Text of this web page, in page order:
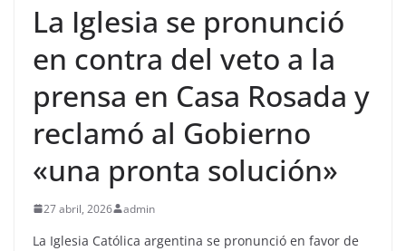
La Iglesia se pronunció
en contra del veto a la
prensa en Casa Rosada y
reclamó al Gobierno
«una pronta solución»
27 abril, 2026 admin
La Iglesia Católica argentina se pronunció en favor de